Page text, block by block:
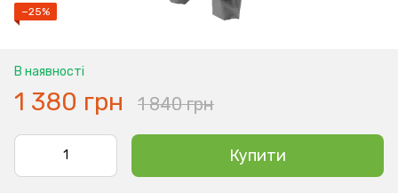
−25%
В наявності
1 380 грн 1 840 грн
Купити